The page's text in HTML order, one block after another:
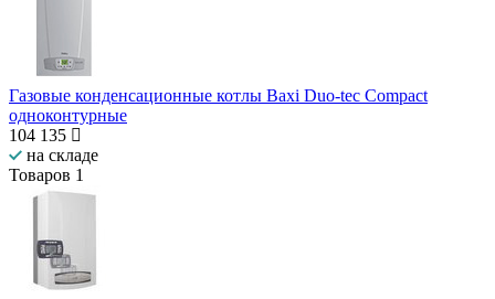
Газовые конденсационные котлы Baxi Duo-tec Compact
одноконтурные
104 135
на складе
Товаров 1